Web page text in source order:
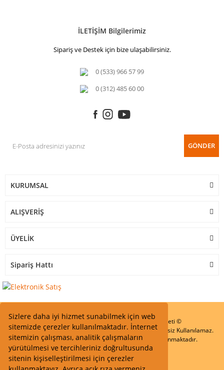
Sizlere daha iyi hizmet sunabilmek için web
sitemizde çerezler kullanılmaktadır. İnternet
sitemizin çalışması, analitik çalışmaların
yürütülmesi ve tercihleriniz doğrultusunda
sitenin kişiselleştirilmesi için çerezler
İLETİŞİM Bilgilerimiz
Sipariş ve Destek için bize ulaşabilirsiniz.
0 (533) 966 57 99
0 (312) 485 60 00
GÖNDER
KURUMSAL
ALIŞVERİŞ
ÜYELİK
Sipariş Hattı
Start Elektronik Sanayi ve Ticaret Limited Şirketi ©
Resimler Yazılar ve İçeriklerin Tüm hakları saklıdır ve İzinsiz Kullanılamaz.
Kredi kartı bilgileriniz 256bit SSL Sertifikası ile Korunmaktadır.